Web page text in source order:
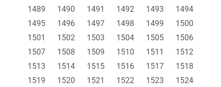
1489
1490 1491 1492 1493
1494
1495
1496 1497 1498 1499
1500
1501
1502 1503 1504 1505
1506
1507
1508 1509 1510 1511
1512
1513
1514 1515 1516 1517
1518
1519
1520 1521 1522 1523
1524